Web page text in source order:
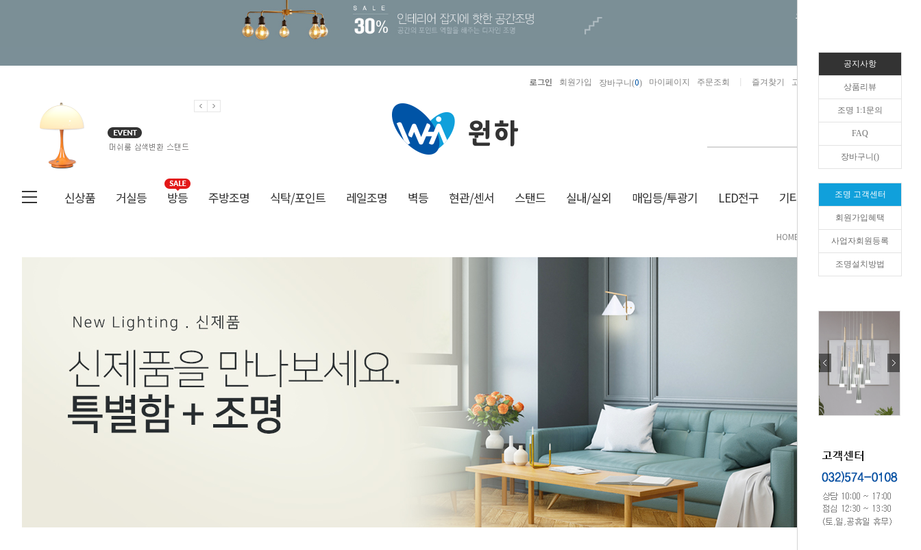
오늘하루 열지않음
로그인 회원가입 장바구니(0) 마이페이지 주문조회 즐겨찾기 고객센터 카카오톡채널/상담
신상품 거실등 방등 주방조명 식탁/포인트 레일조명 벽등 현관/센서 스탠드 실내/실외 매입등/투광기 LED전구 기타/잡화 생활/건강
HOME >실내/실외 벽조명
공지사항
상품리뷰
조명 1:1문의
FAQ
장바구니()
조명 고객센터
회원가입혜택
사업자회원등록
조명설치방법